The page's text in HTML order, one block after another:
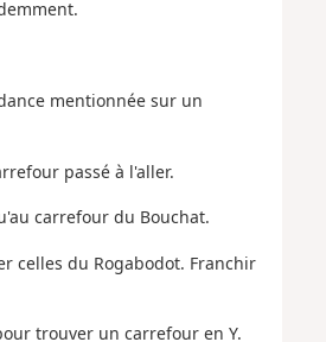
mentionnée sur un
passé à l'aller.
carrefour du Bouchat.
celles du Rogabodot. Franchir
trouver un carrefour en Y.